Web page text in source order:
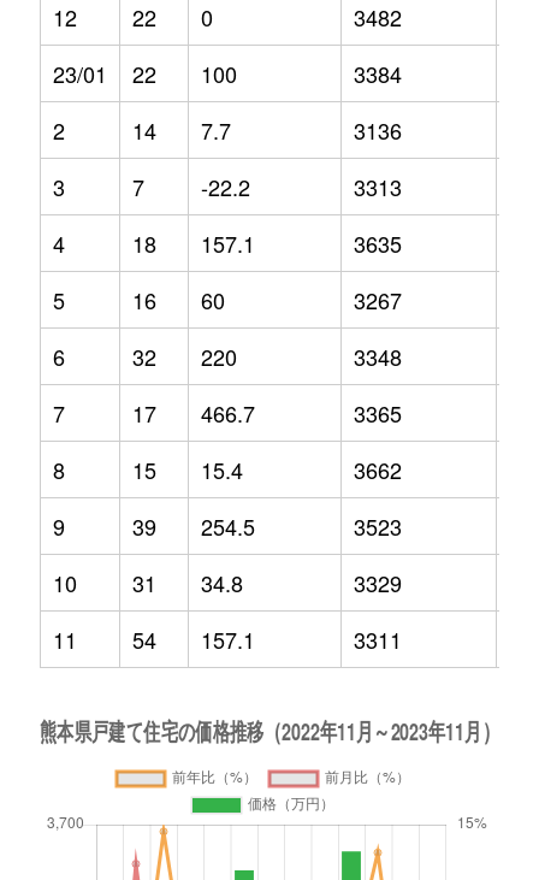
12
22 0 3482
23/01
22 100 3384
2
14 7.7 3136
3
7 -22.2 3313
4
18 157.1 3635
5
16 60 3267
6
32 220 3348
7
17 466.7 3365
8
15 15.4 3662
9
39 254.5 3523
10
31 34.8 3329
11
54 157.1 3311